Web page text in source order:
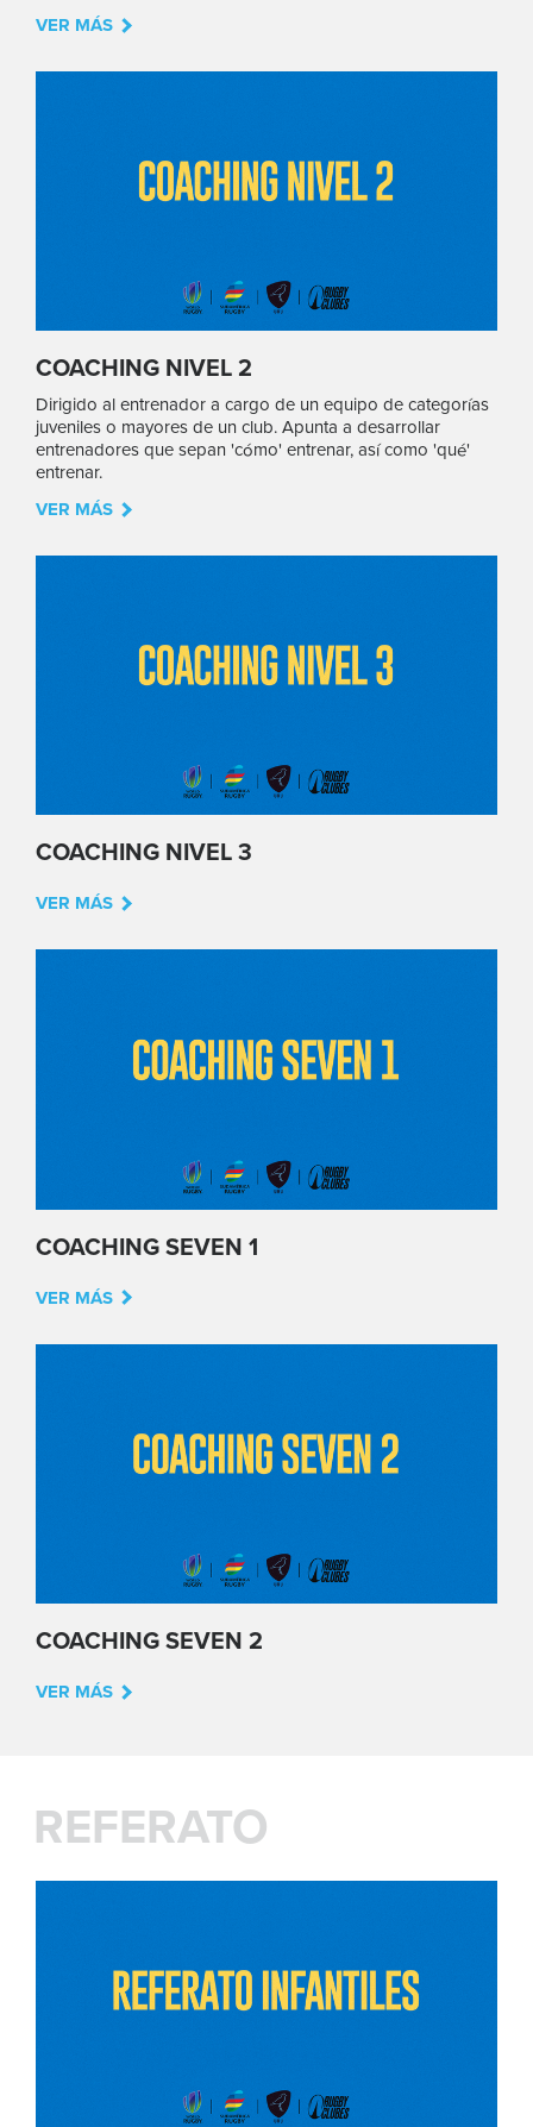
VER MÁS
COACHING NIVEL 2
Dirigido al entrenador a cargo de un equipo de categorías
juveniles o mayores de un club. Apunta a desarrollar
entrenadores que sepan 'cómo' entrenar, así como 'qué'
entrenar.
VER MÁS
COACHING NIVEL 3
VER MÁS
COACHING SEVEN 1
VER MÁS
COACHING SEVEN 2
VER MÁS
REFERATO